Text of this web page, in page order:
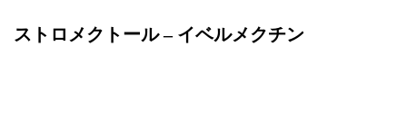
ストロメクトール – イベルメクチン